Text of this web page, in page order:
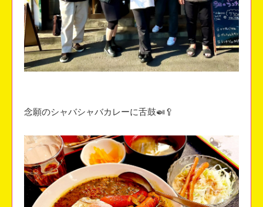
念願のシャバシャバカレーに舌鼓🍛🥄